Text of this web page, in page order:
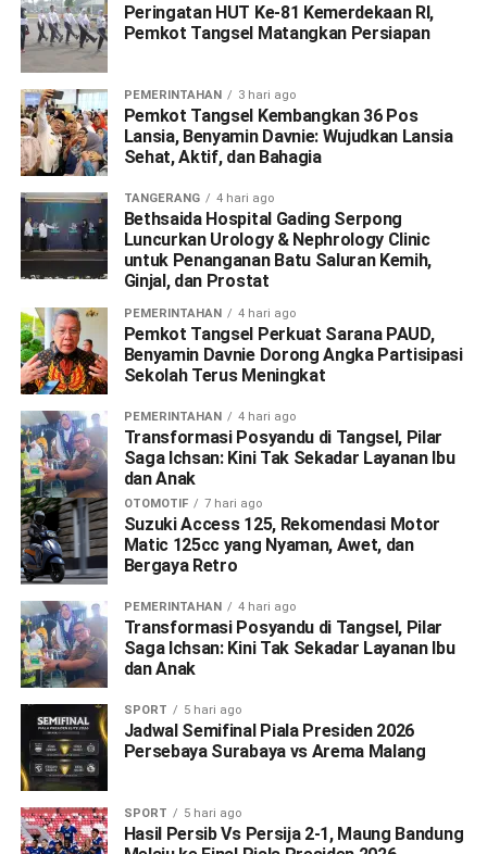
Peringatan HUT Ke-81 Kemerdekaan RI,
Pemkot Tangsel Matangkan Persiapan
PEMERINTAHAN 3 hari ago
Pemkot Tangsel Kembangkan 36 Pos
Lansia, Benyamin Davnie: Wujudkan Lansia
Sehat, Aktif, dan Bahagia
TANGERANG 4 hari ago
Bethsaida Hospital Gading Serpong
Luncurkan Urology & Nephrology Clinic
untuk Penanganan Batu Saluran Kemih,
Ginjal, dan Prostat
PEMERINTAHAN 4 hari ago
Pemkot Tangsel Perkuat Sarana PAUD,
Benyamin Davnie Dorong Angka Partisipasi
Sekolah Terus Meningkat
PEMERINTAHAN 4 hari ago
Transformasi Posyandu di Tangsel, Pilar
Saga Ichsan: Kini Tak Sekadar Layanan Ibu
dan Anak
OTOMOTIF 7 hari ago
Suzuki Access 125, Rekomendasi Motor
Matic 125cc yang Nyaman, Awet, dan
Bergaya Retro
PEMERINTAHAN 4 hari ago
Transformasi Posyandu di Tangsel, Pilar
Saga Ichsan: Kini Tak Sekadar Layanan Ibu
dan Anak
SPORT 5 hari ago
Jadwal Semifinal Piala Presiden 2026
Persebaya Surabaya vs Arema Malang
SPORT 5 hari ago
Hasil Persib Vs Persija 2-1, Maung Bandung